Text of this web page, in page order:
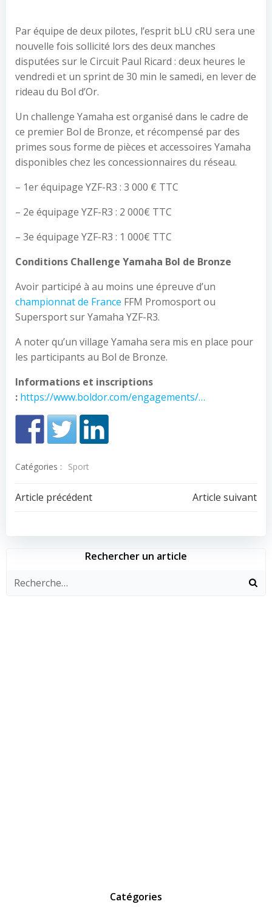
Par équipe de deux pilotes, l’esprit bLU cRU sera une
nouvelle fois sollicité lors des deux manches
disputées sur le Circuit Paul Ricard : deux heures le
vendredi et un sprint de 30 min le samedi, en lever de
rideau du Bol d’Or.
Un challenge Yamaha est organisé dans le cadre de
ce premier Bol de Bronze, et récompensé par des
primes sous forme de pièces et accessoires Yamaha
disponibles chez les concessionnaires du réseau.
– 1er équipage YZF-R3 : 3 000 € TTC
– 2e équipage YZF-R3 : 2 000€ TTC
– 3e équipage YZF-R3 : 1 000€ TTC
Conditions Challenge Yamaha Bol de Bronze
Avoir participé à au moins une épreuve d’un
championnat de France FFM Promosport ou
Supersport sur Yamaha YZF-R3.
A noter qu’un village Yamaha sera mis en place pour
les participants au Bol de Bronze.
Informations et inscriptions
: https://www.boldor.com/engagements/…
Catégories : Sport
Navigation
de
l’article
Article précédent
Navigation
de
l’article
Article suivant
Rechercher un article
Catégories